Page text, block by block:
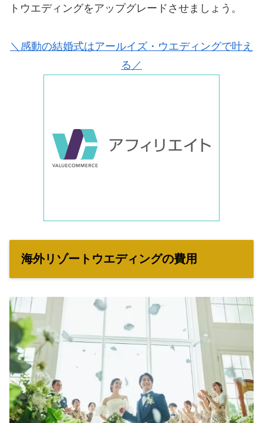
トウエディングをアップグレードさせましょう。
＼感動の結婚式はアールイズ・ウエディングで叶え
る／
海外リゾートウエディングの費用